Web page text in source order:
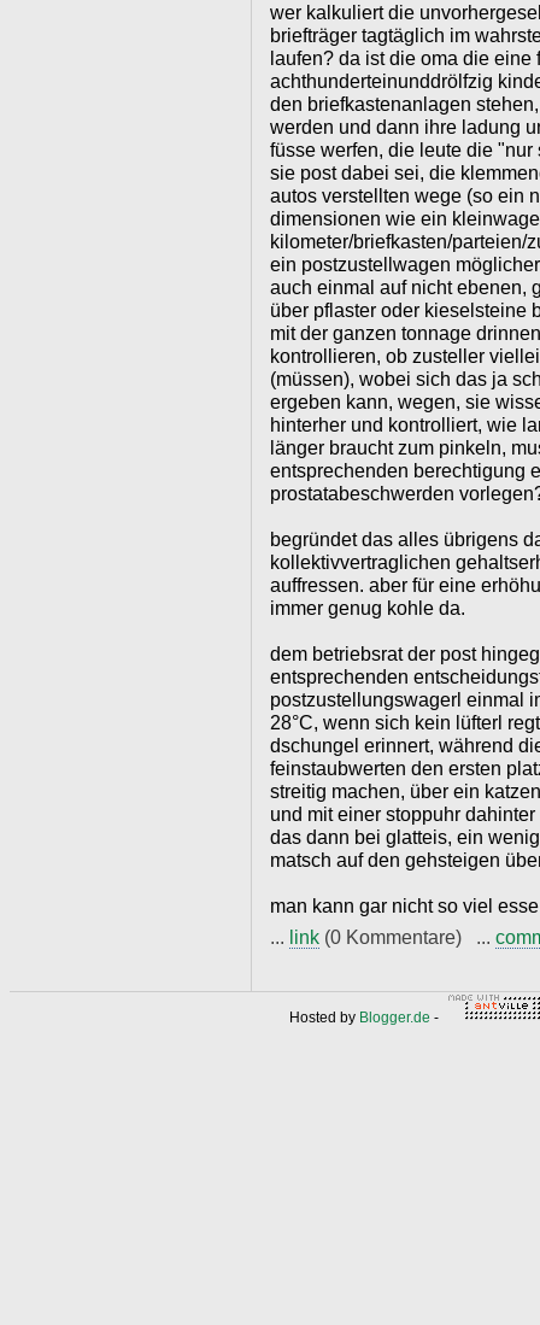
wer kalkuliert die
briefträger tagtäglich im
laufen? da ist die oma die eine
achthunderteinunddrölfzig
den briefkastenanlagen
werden und dann ihre ladung
füsse werfen, die leute die
sie post dabei sei, die
autos verstellten wege (so ein
dimensionen wie ein
kilometer/briefkasten/parteien/
ein postzustellwagen
auch einmal auf nicht ebenen,
über pflaster oder kieselsteine
mit der ganzen tonnage
kontrollieren, ob zusteller
(müssen), wobei sich das ja
ergeben kann, wegen, sie
hinterher und kontrolliert, wie
länger braucht zum pinkeln,
entsprechenden berechtigung
prostatabeschwerden
begründet das alles übrigens
kollektivvertraglichen
auffressen. aber für eine
immer genug kohle da.
dem betriebsrat der post
entsprechenden
postzustellungswagerl einmal
28°C, wenn sich kein lüfterl
dschungel erinnert, während
feinstaubwerten den ersten
streitig machen, über ein
und mit einer stoppuhr
das dann bei glatteis, ein
matsch auf den gehsteigen
man kann gar nicht so viel
... link (0 Kommentare) ...
Hosted by Blogger.de -